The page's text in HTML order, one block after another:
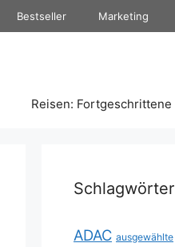
Bestseller Marketing
Reisen: Fortgeschrittene
Schlagwörter
ADAC ausgewählte